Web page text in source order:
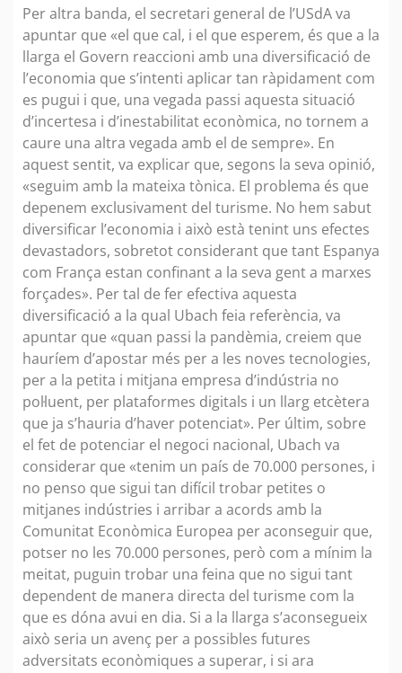
Per altra banda, el secretari general de l’USdA va
apuntar que «el que cal, i el que esperem, és que a la
llarga el Govern reaccioni amb una diversificació de
l’economia que s’intenti aplicar tan ràpidament com
es pugui i que, una vegada passi aquesta situació
d’incertesa i d’inestabilitat econòmica, no tornem a
caure una altra vegada amb el de sempre». En
aquest sentit, va explicar que, segons la seva opinió,
«seguim amb la mateixa tònica. El problema és que
depenem exclusivament del turisme. No hem sabut
diversificar l’economia i això està tenint uns efectes
devastadors, sobretot considerant que tant Espanya
com França estan confinant a la seva gent a marxes
forçades». Per tal de fer efectiva aquesta
diversificació a la qual Ubach feia referència, va
apuntar que «quan passi la pandèmia, creiem que
hauríem d’apostar més per a les noves tecnologies,
per a la petita i mitjana empresa d’indústria no
pol·luent, per plataformes digitals i un llarg etcètera
que ja s’hauria d’haver potenciat». Per últim, sobre
el fet de potenciar el negoci nacional, Ubach va
considerar que «tenim un país de 70.000 persones, i
no penso que sigui tan difícil trobar petites o
mitjanes indústries i arribar a acords amb la
Comunitat Econòmica Europea per aconseguir que,
potser no les 70.000 persones, però com a mínim la
meitat, puguin trobar una feina que no sigui tant
dependent de manera directa del turisme com la
que es dóna avui en dia. Si a la llarga s’aconsegueix
això seria un avenç per a possibles futures
adversitats econòmiques a superar, i si ara